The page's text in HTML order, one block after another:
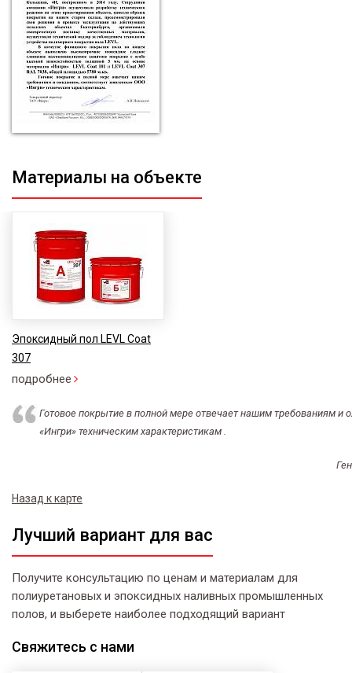
Материалы на объекте
Эпоксидный пол LEVL Coat
307
подробнее
Готовое покрытие в полной мере отвечает нашим требованиям
«Ингри» техническим характеристикам .
Назад к карте
Лучший вариант для вас
Получите консультацию по ценам и материалам для
полиуретановых и эпоксидных наливных промышленных
полов, и выберете наиболее подходящий вариант
Свяжитесь с нами